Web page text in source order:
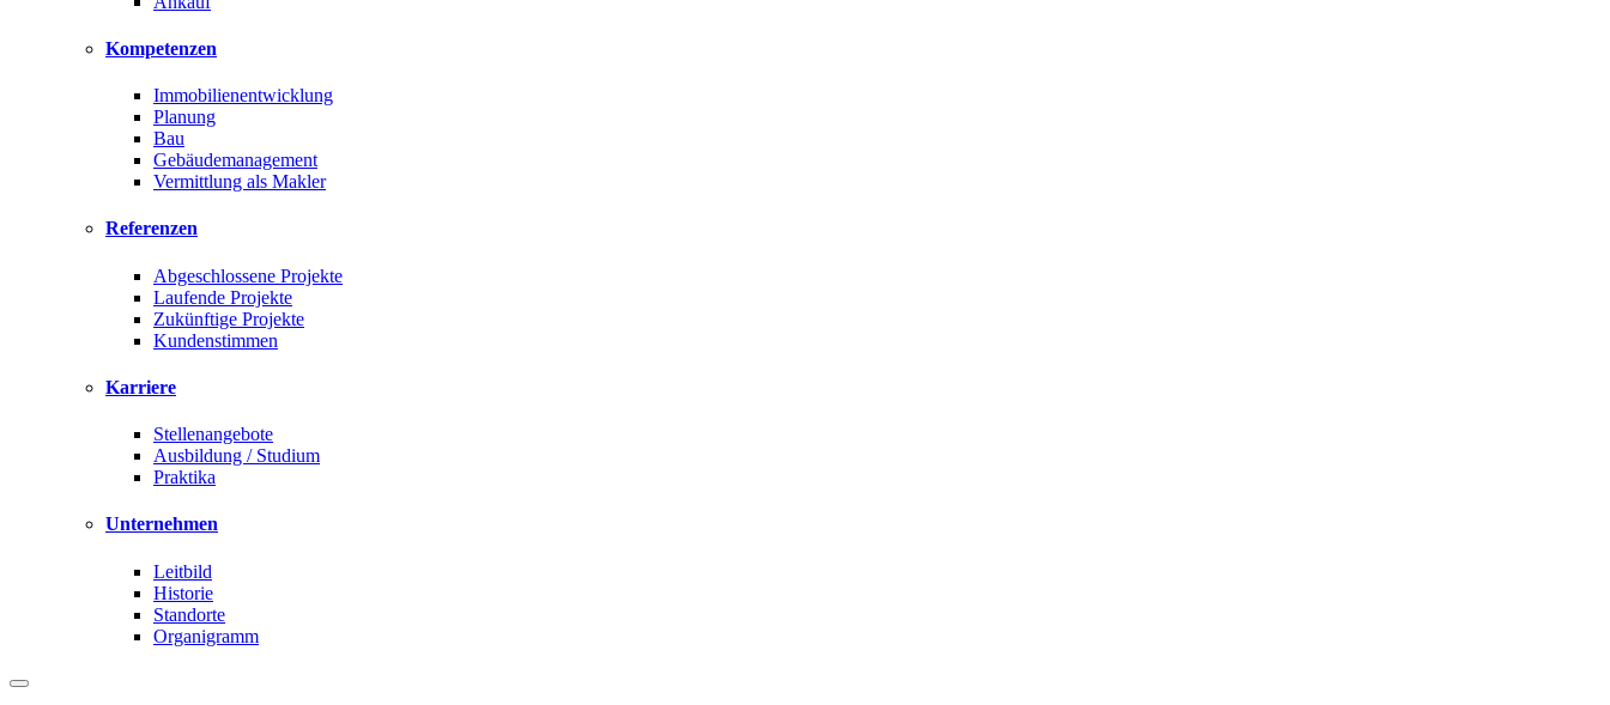
Kompetenzen
Immobilienentwicklung
Planung
Bau
Gebäudemanagement
Vermittlung als Makler
Referenzen
Abgeschlossene Projekte
Laufende Projekte
Zukünftige Projekte
Kundenstimmen
Karriere
Stellenangebote
Ausbildung / Studium
Praktika
Unternehmen
Leitbild
Historie
Standorte
Organigramm